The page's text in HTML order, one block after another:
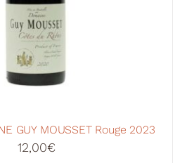
GUY MOUSSET Rouge 2023
12,00€